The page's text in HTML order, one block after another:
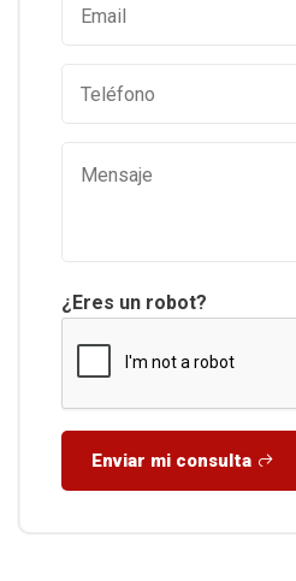
¿Eres un robot?
Enviar mi consulta